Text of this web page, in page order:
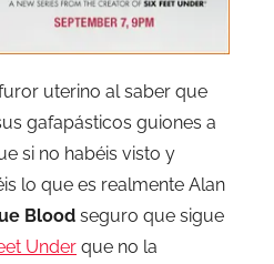
uterino al saber que
gafapásticos guiones a
si no habéis visto y
lo que es realmente Alan
Blood seguro que sigue
Under que no la